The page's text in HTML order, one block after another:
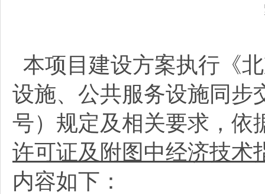
本项目建设方案执行《
设施、公共服务设施同步
号）规定及相关要求，依
许可证及附图中经济技术
内容如下：